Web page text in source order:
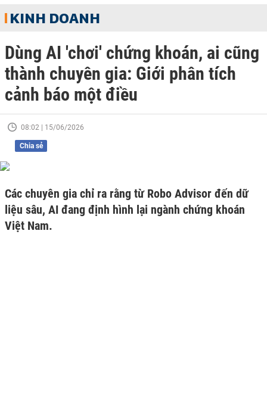
KINH DOANH
Dùng AI 'chơi' chứng khoán, ai cũng
thành chuyên gia: Giới phân tích
cảnh báo một điều
08:02 | 15/06/2026
Chia sẻ
Các chuyên gia chỉ ra rằng từ Robo Advisor đến dữ
liệu sâu, AI đang định hình lại ngành chứng khoán
Việt Nam.